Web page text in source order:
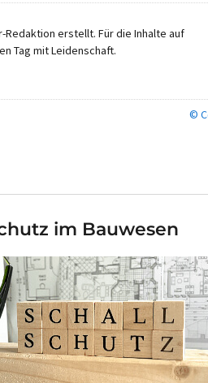
erstellt. Für die Inhalte auf
Tag mit Leidenschaft.
©
im Bauwesen